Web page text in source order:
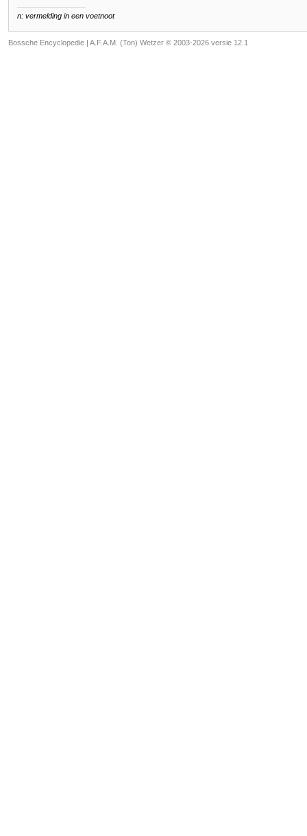
n: vermelding in een voetnoot
Bossche Encyclopedie | A.F.A.M. (Ton) Wetzer © 2003-2026 versie 12.1